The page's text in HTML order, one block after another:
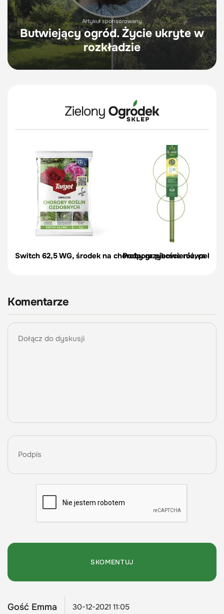
Artykuł sponsorowany
Butwiejący ogród. Życie ukryte w
rozkładzie
Switch 62,5 WG, środek na choroby grzybowe róż,
Podpora pierścieniowa do
Komentarze
Gość Emma 30-12-2021 11:05